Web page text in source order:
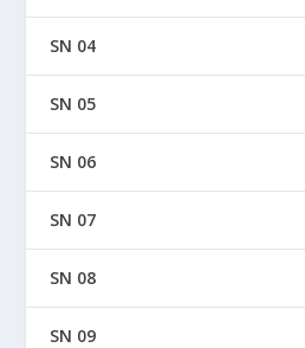
SN 04
SN 05
SN 06
SN 07
SN 08
SN 09